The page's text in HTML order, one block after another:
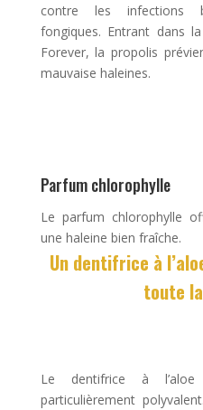
contre les infections
fongiques. Entrant dans
Forever, la propolis
mauvaise haleines.
Parfum chlorophylle
Le parfum chlorophylle
une haleine bien fraîche.
Un dentifrice à
toute
Le dentifrice à
particulièrement